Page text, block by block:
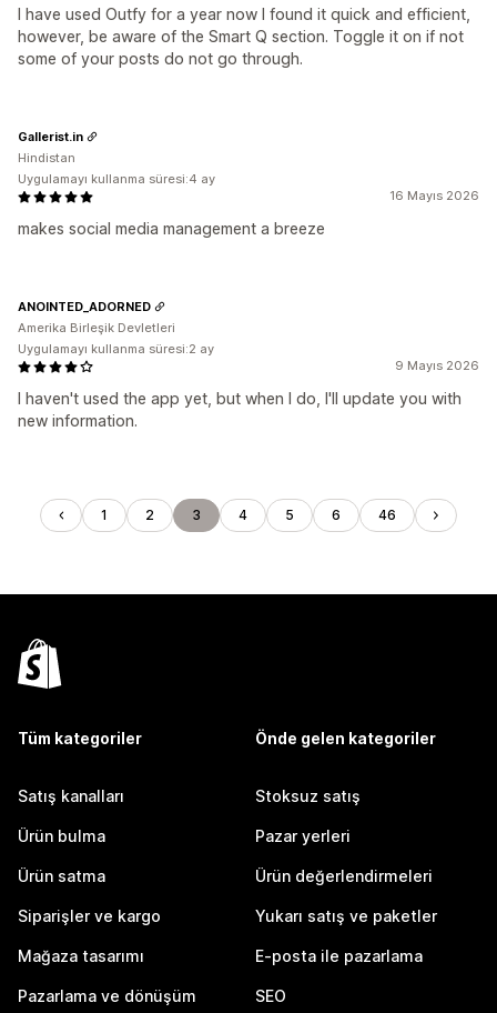
I have used Outfy for a year now I found it quick and efficient,
however, be aware of the Smart Q section. Toggle it on if not
some of your posts do not go through.
16 Mayıs 2026
makes social media management a breeze
Gallerist.in
Hindistan
Uygulamayı kullanma süresi:4 ay
9 Mayıs 2026
I haven't used the app yet, but when I do, I'll update you with
new information.
ANOINTED_ADORNED
Amerika Birleşik Devletleri
Uygulamayı kullanma süresi:2 ay
1 2 3 4 5 6 46
Tüm kategoriler
Satış kanalları
Ürün bulma
Ürün satma
Siparişler ve kargo
Mağaza tasarımı
Pazarlama ve dönüşüm
Önde gelen kategoriler
Stoksuz satış
Pazar yerleri
Ürün değerlendirmeleri
Yukarı satış ve paketler
E-posta ile pazarlama
SEO